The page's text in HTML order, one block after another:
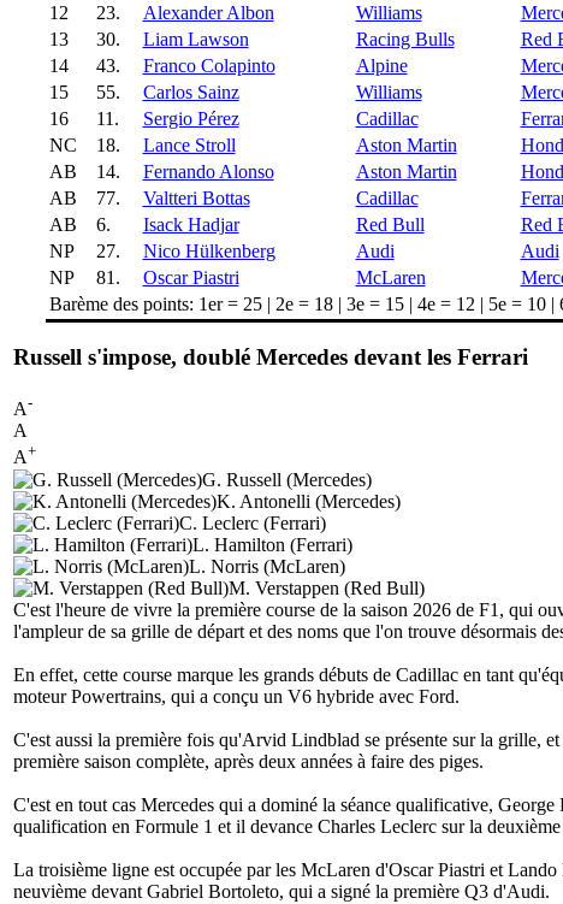
12
23. Alexander Albon Williams
13
30. Liam Lawson Racing Bulls Red
14
43. Franco Colapinto Alpine
15
55. Carlos Sainz Williams
16
11. Sergio Pérez Cadillac
NC
18. Lance Stroll Aston Martin
AB
14. Fernando Alonso Aston Martin
AB
77. Valtteri Bottas Cadillac
AB
6. Isack Hadjar Red Bull Red
NP
27. Nico Hülkenberg Audi Audi
NP
81. Oscar Piastri McLaren
Barème des points: 1er = 25 | 2e = 18 | 3e = 15 | 4e = 12 | 5e = 10
Russell s'impose, doublé Mercedes devant les Ferrari
A-
A
A+
G. Russell (Mercedes)
K. Antonelli (Mercedes)
C. Leclerc (Ferrari)
L. Hamilton (Ferrari)
L. Norris (McLaren)
M. Verstappen (Red Bull)
C'est l'heure de vivre la première course de la saison 2026 de F1, qui
l'ampleur de sa grille de départ et des noms que l'on trouve désormais
En effet, cette course marque les grands débuts de Cadillac en tant
moteur Powertrains, qui a conçu un V6 hybride avec Ford.
C'est aussi la première fois qu'Arvid Lindblad se présente sur la grille,
première saison complète, après deux années à faire des piges.
C'est en tout cas Mercedes qui a dominé la séance qualificative,
qualification en Formule 1 et il devance Charles Leclerc sur la
La troisième ligne est occupée par les McLaren d'Oscar Piastri et
neuvième devant Gabriel Bortoleto, qui a signé la première Q3 d'Audi.